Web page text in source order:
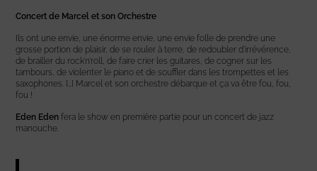
Concert de Marcel et son Orchestre
Ils ont une envie, une énorme envie, une envie folle de prendre une
grosse portion de plaisir, de se rouler à terre, de redoubler d’irrévérence,
de brailler du rock’n’roll, de faire crier les guitares, de cogner sur les
tambours, de violenter le piano et de souffler dans les trompettes et les
saxophones. […] Marcel et son orchestre débarque et ça va être fou, fou,
fou !
Eden Edenfera le show en première partie pour un concert de jazz
manouche.